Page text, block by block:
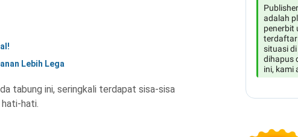
Lebih Lega
tabung ini, seringkali terdapat sisa-sisa
hati.